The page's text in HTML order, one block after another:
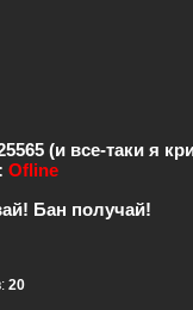
(и все-таки я
Ofline
Бан получай!
: 20